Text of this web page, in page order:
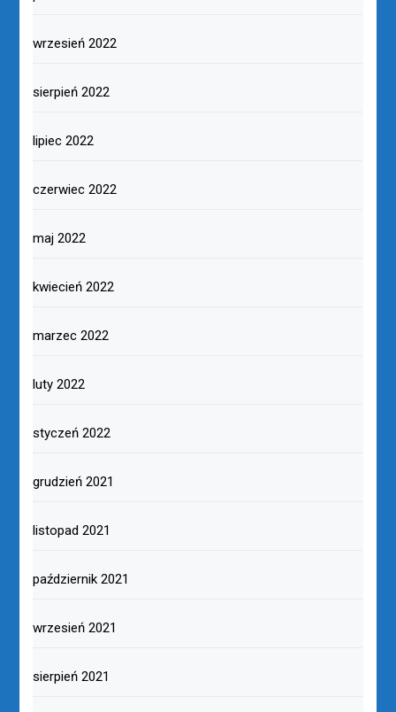
wrzesień 2022
sierpień 2022
lipiec 2022
czerwiec 2022
maj 2022
kwiecień 2022
marzec 2022
luty 2022
styczeń 2022
grudzień 2021
listopad 2021
październik 2021
wrzesień 2021
sierpień 2021